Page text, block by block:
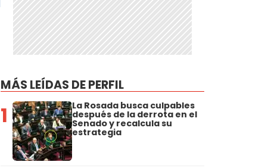
MÁS LEÍDAS DE PERFIL
1 La Rosada busca culpables
después de la derrota en el
Senado y recalcula su
estrategia